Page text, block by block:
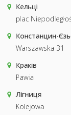
Кельці
plac
Констанцин-
Warszawska 31
Краків
Pawia
Лігниця
Kolejowa